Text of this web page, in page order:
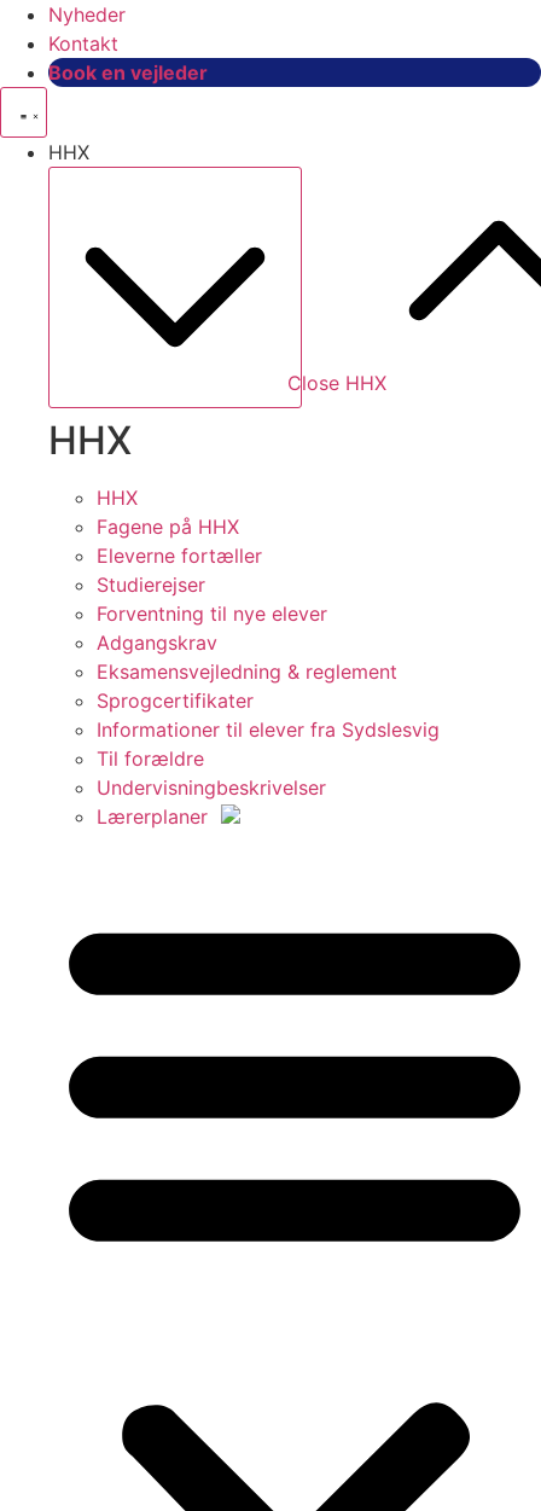
Nyheder
Kontakt
Book en vejleder
HHX
Close HHX
HHX
HHX
Fagene på HHX
Eleverne fortæller
Studierejser
Forventning til nye elever
Adgangskrav
Eksamensvejledning & reglement
Sprogcertifikater
Informationer til elever fra Sydslesvig
Til forældre
Undervisningbeskrivelser
Lærerplaner